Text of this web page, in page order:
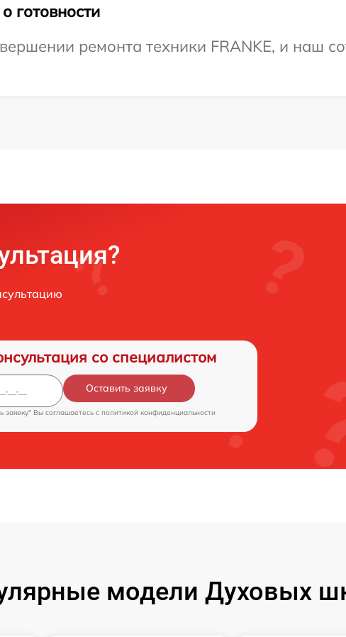
готовности
ремонта техники FRANKE, и наш
со специалистом
Оставить заявку
заявку" Вы соглашаетесь c политикой конфиденциальности
модели Духовых